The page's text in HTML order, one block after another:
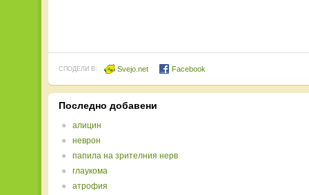
СПОДЕЛИ В: Svejo.net Facebook
Последно добавени
алицин
неврон
папила на зрителния нерв
глаукома
атрофия